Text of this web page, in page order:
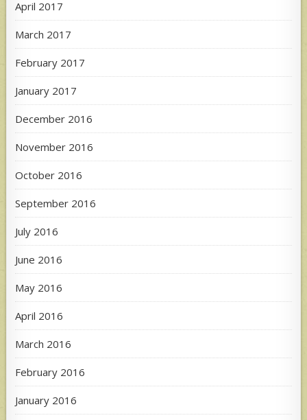
April 2017
March 2017
February 2017
January 2017
December 2016
November 2016
October 2016
September 2016
July 2016
June 2016
May 2016
April 2016
March 2016
February 2016
January 2016